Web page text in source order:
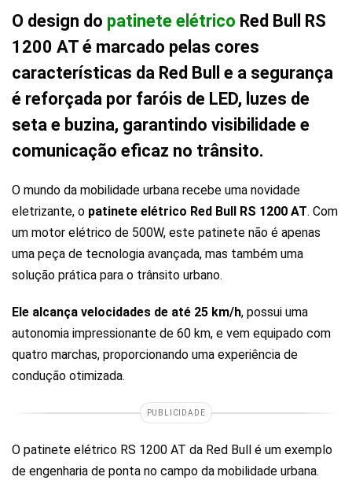
O design do patinete elétrico Red Bull RS
1200 AT é marcado pelas cores
características da Red Bull e a segurança
é reforçada por faróis de LED, luzes de
seta e buzina, garantindo visibilidade e
comunicação eficaz no trânsito.
O mundo da mobilidade urbana recebe uma novidade
eletrizante, o patinete elétrico Red Bull RS 1200 AT. Com
um motor elétrico de 500W, este patinete não é apenas
uma peça de tecnologia avançada, mas também uma
solução prática para o trânsito urbano.
Ele alcança velocidades de até 25 km/h, possui uma
autonomia impressionante de 60 km, e vem equipado com
quatro marchas, proporcionando uma experiência de
condução otimizada.
PUBLICIDADE
O patinete elétrico RS 1200 AT da Red Bull é um exemplo
de engenharia de ponta no campo da mobilidade urbana.